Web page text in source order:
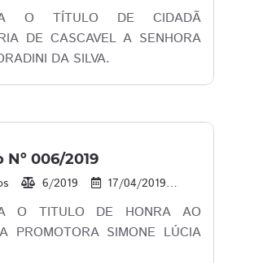
O TÍTULO DE CIDADÃ
DE CASCAVEL A SENHORA
DA SILVA.
Nº 006/2019
6/2019 17/04/2019
O TITULO DE HONRA AO
PROMOTORA SIMONE LÚCIA